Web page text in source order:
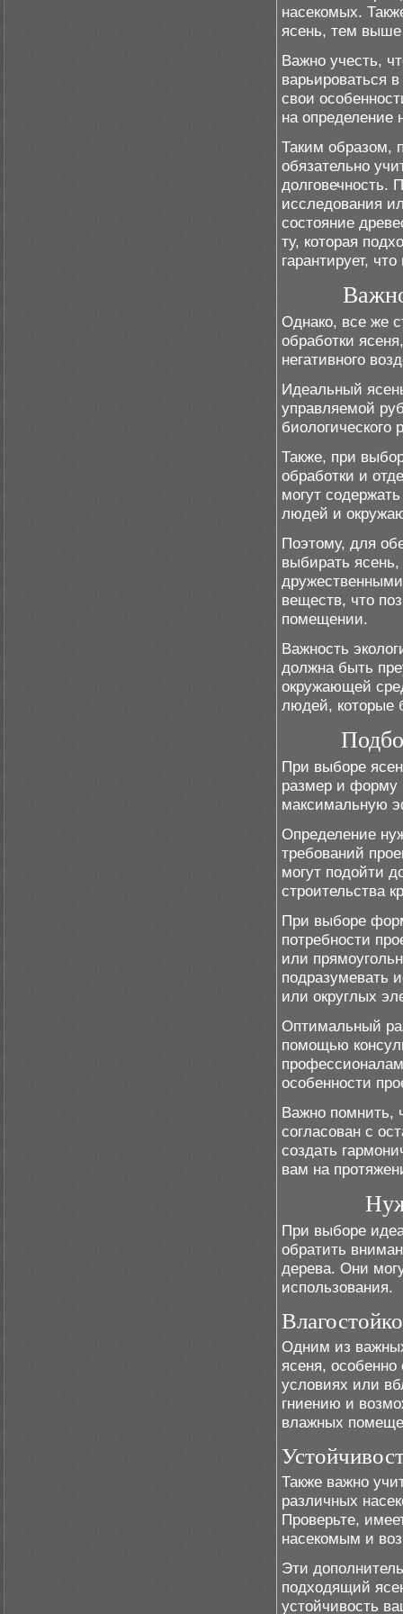
насекомых.
ясень, тем выше
Важно учесть,
варьироваться
свои
на определение
Таким образом,
обязательно
долговечность.
исследования
состояние
ту, которая
гарантирует,
Однако, все же
обработки
негативного
Идеальный
управляемой
биологического
Также, при
обработки и
могут
людей и
Поэтому, для
выбирать
веществ, что
помещении.
Важность
должна быть
окружающей
людей, которые
При выборе
размер и форму
максимальную
Определение
требований
могут подойти
строительства
При выборе
потребности
или
подразумевать
или округлых
Оптимальный
помощью
особенности
Важно помнить,
согласован с
создать
вам на
При выборе
обратить
дерева. Они
использования.
Одним из
ясеня,
условиях или
гниению и
влажных
Также важно
различных
Проверьте,
насекомым и
Эти
подходящий
устойчивость